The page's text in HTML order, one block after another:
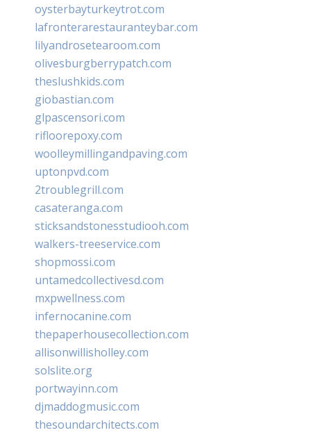
oysterbayturkeytrot.com
lafronterarestauranteybar.com
lilyandrosetearoom.com
olivesburgberrypatch.com
theslushkids.com
giobastian.com
glpascensori.com
rifloorepoxy.com
woolleymillingandpaving.com
uptonpvd.com
2troublegrill.com
casateranga.com
sticksandstonesstudiooh.com
walkers-treeservice.com
shopmossi.com
untamedcollectivesd.com
mxpwellness.com
infernocanine.com
thepaperhousecollection.com
allisonwillisholley.com
solslite.org
portwayinn.com
djmaddogmusic.com
thesoundarchitects.com